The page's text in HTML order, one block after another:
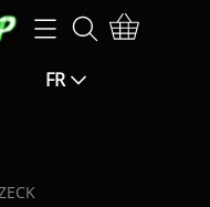
FR